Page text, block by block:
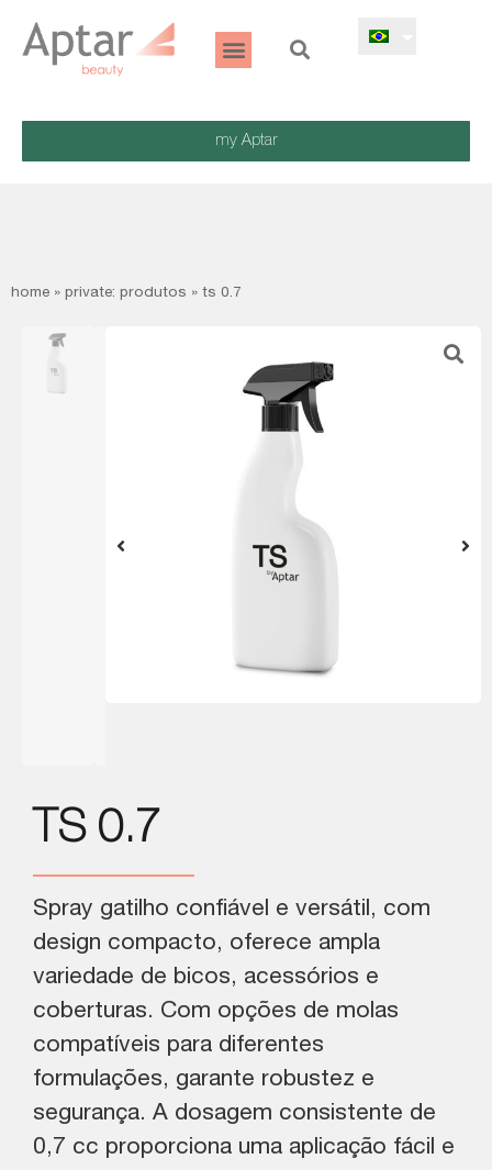
my Aptar
home » private: produtos » ts 0.7
TS 0.7
Spray gatilho confiável e versátil, com
design compacto, oferece ampla
variedade de bicos, acessórios e
coberturas. Com opções de molas
compatíveis para diferentes
formulações, garante robustez e
segurança. A dosagem consistente de
0,7 cc proporciona uma aplicação fácil e